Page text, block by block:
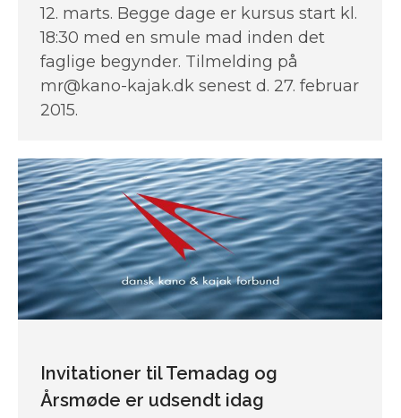
12. marts. Begge dage er kursus start kl.
18:30 med en smule mad inden det
faglige begynder. Tilmelding på
mr@kano-kajak.dk senest d. 27. februar
2015.
Invitationer til Temadag og
Årsmøde er udsendt idag